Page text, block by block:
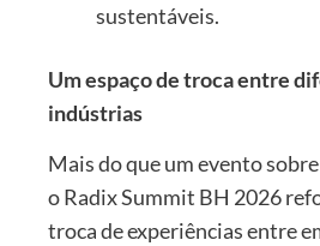
sustentáveis.
Um espaço de troca entre
indústrias
Mais do que um evento
o Radix Summit BH 2026
troca de experiências entre